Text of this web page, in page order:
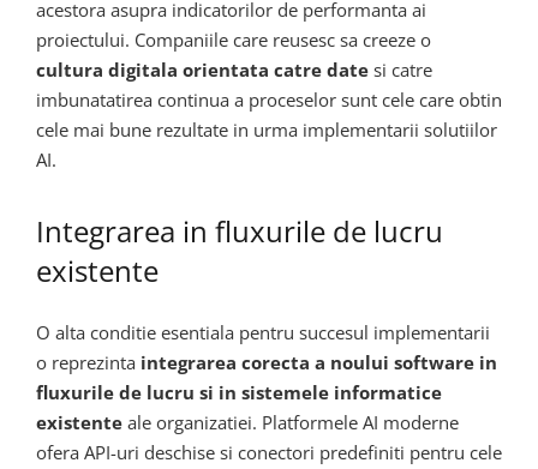
acestora asupra indicatorilor de performanta ai
proiectului. Companiile care reusesc sa creeze o
cultura digitala orientata catre date si catre
imbunatatirea continua a proceselor sunt cele care obtin
cele mai bune rezultate in urma implementarii solutiilor
AI.
Integrarea in fluxurile de lucru
existente
O alta conditie esentiala pentru succesul implementarii
o reprezinta integrarea corecta a noului software in
fluxurile de lucru si in sistemele informatice
existente ale organizatiei. Platformele AI moderne
ofera API-uri deschise si conectori predefiniti pentru cele